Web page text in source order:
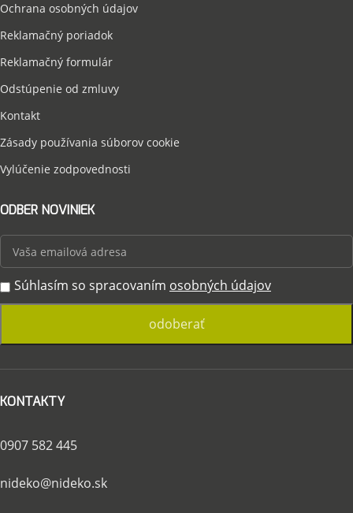
Ochrana osobných údajov
Reklamačný poriadok
Reklamačný formulár
Odstúpenie od zmluvy
Kontakt
Zásady používania súborov cookie
Vylúčenie zodpovednosti
ODBER NOVINIEK
Súhlasím so spracovaním osobných údajov
KONTAKTY
0907 582 445
nideko@nideko.sk